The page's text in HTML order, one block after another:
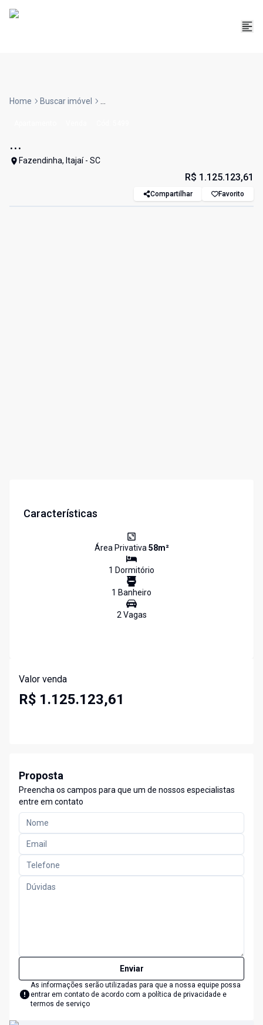
Home Buscar imóvel ...
...
Fazendinha, Itajaí - SC
R$ 1.125.123,61
Compartilhar Favorito
Características
Área Privativa58m²
1 Dormitório
1 Banheiro
2Vagas
Valor venda
R$ 1.125.123,61
Proposta
Preencha os campos para que um de nossos especialistas
entre em contato
Enviar
As informações serão utilizadas para que a nossa equipe possa
entrar em contato de acordo com a política de privacidade e
termos de serviço